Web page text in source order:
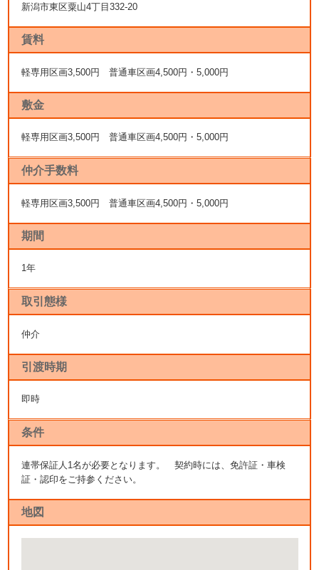
新潟市東区粟山4丁目332-20
賃料
軽専用区画3,500円 普通車区画4,500円・5,000円
敷金
軽専用区画3,500円 普通車区画4,500円・5,000円
仲介手数料
軽専用区画3,500円 普通車区画4,500円・5,000円
期間
1年
取引態様
仲介
引渡時期
即時
条件
連帯保証人1名が必要となります。 契約時には、免許証・車検
証・認印をご持参ください。
地図